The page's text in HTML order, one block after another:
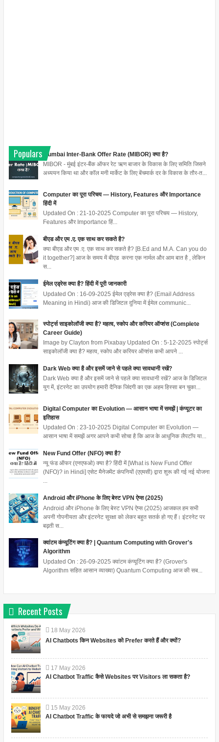
Populars
Mumbai Inter-Bank Offer Rate (MIBOR) क्या है?
MIBOR - मुंबई इंटर-बैंक ऑफर रेट ऋण बाजार के विकास के लिए समिति जिसने
अध्ययन किया था और कॉल मनी मार्केट के लिए बेंचमार्क दर के विकास के तौर-त...
Computer का पूरा परिचय — History, Features और Importance
हिंदी में
Updated On : 21-10-2025 Computer का पूरा परिचय — History,
Features और Importance हिं...
बीएड और एम .ए. एक साथ कर सकते है?
क्या बीएड और एम .ए. एक साथ कर सकते है? [B.Ed and M.A. Can you do
it together?] आज के समय में बीएड करना एक नार्मल और आम बात है , लेकिन
स...
ईमेल एड्रेस क्या है? हिंदी में पूरी जानकारी
Updated On : 16-09-2025 ईमेल एड्रेस क्या है? (Email Address
Meaning in Hindi) आज की डिजिटल दुनिया में ईमेल communic...
स्पोर्ट्स साइकोलॉजी क्या है? महत्व, स्कोप और करियर ऑप्शंस (Complete
Career Guide)
Image by Clayton from Pixabay Updated On : 5-12-2025 स्पोर्ट्स
साइकोलॉजी क्या है? महत्व, स्कोप और करियर ऑप्शंस कभी आपने ...
Dark Web क्या है और इसमें जाने से पहले क्या सावधानी रखें?
Dark Web क्या है और इसमें जाने से पहले क्या सावधानी रखें? आज के डिजिटल
युग में, इंटरनेट का उपयोग हमारी दैनिक जिंदगी का एक अहम हिस्सा बन चुका...
Digital Computer का Evolution — आसान भाषा में समझें | कंप्यूटर का
इतिहास
Updated On : 23-10-2025 Digital Computer का Evolution —
आसान भाषा में समझें अगर आपने कभी सोचा है कि आज के आधुनिक लैपटॉप या...
New Fund Offer (NFO) क्या है?
न्यू फंड ऑफर (एनएफओ) क्या है? हिंदी में [What is New Fund Offer
(NFO)? in Hindi] एसेट मैनेजमेंट कंपनियों (एएमसी) द्वारा शुरू की गई नई योजना
...
Android और iPhone के लिए बेस्ट VPN ऐप्स (2025)
Android और iPhone के लिए बेस्ट VPN ऐप्स (2025) आजकल हम सभी
अपनी गोपनीयता और इंटरनेट सुरक्षा को लेकर बहुत सतर्क हो गए हैं। इंटरनेट पर
बढ़ती स...
क्वांटम कंप्यूटिंग क्या है? | Quantum Computing with Grover's
Algorithm
Updated On : 26-09-2025 क्वांटम कंप्यूटिंग क्या है? (Grover's
Algorithm सहित आसान व्याख्या) Quantum Computing आज की सब...
Recent Posts
18 May 2026
AI Chatbots किन Websites को Prefer करते हैं और क्यों?
17 May 2026
AI Chatbot Traffic कैसे Websites पर Visitors ला सकता है?
15 May 2026
AI Chatbot Traffic के फायदे जो अभी से समझना जरूरी है